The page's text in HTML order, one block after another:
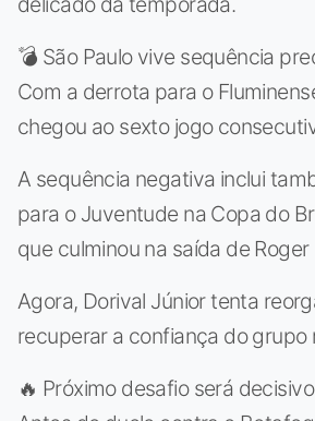
💣 São Paulo vive sequência
Com a derrota para o
chegou ao sexto jogo
A sequência negativa inclui
para o Juventude na Copa do
que culminou na saída de
Agora, Dorival Júnior tenta
recuperar a confiança do grupo
🔥 Próximo desafio será decisivo